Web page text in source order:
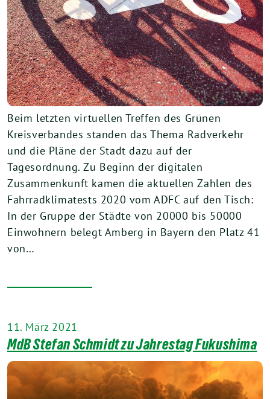
Beim letzten virtuellen Treffen des Grünen
Kreisverbandes standen das Thema Radverkehr
und die Pläne der Stadt dazu auf der
Tagesordnung. Zu Beginn der digitalen
Zusammenkunft kamen die aktuellen Zahlen des
Fahrradklimatests 2020 vom ADFC auf den Tisch:
In der Gruppe der Städte von 20000 bis 50000
Einwohnern belegt Amberg in Bayern den Platz 41
von…
11. März 2021
MdB Stefan Schmidt zu Jahrestag Fukushima